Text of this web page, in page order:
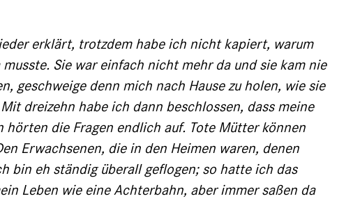
erklärt, trotzdem habe ich nicht kapiert, warum
Sie war einfach nicht mehr da und sie kam nie
geschweige denn mich nach Hause zu holen, wie sie
dreizehn habe ich dann beschlossen, dass ­meine
die Fragen endlich auf. Tote Mütter können
Erwachsenen, die in den Heimen waren, denen
bin eh ständig überall geflogen; so hatte ich das
Leben wie eine Achterbahn, aber immer saßen da